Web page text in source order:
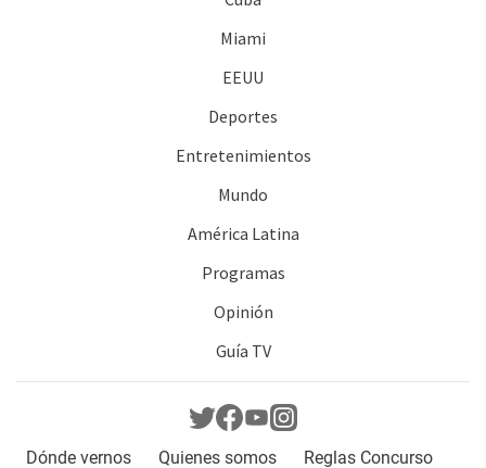
Miami
EEUU
Deportes
Entretenimientos
Mundo
América Latina
Programas
Opinión
Guía TV
Dónde vernos Quienes somos Reglas Concurso